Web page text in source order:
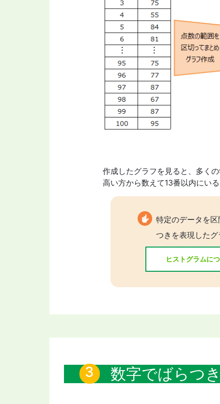
作成したグラフを見ると、多く
高い方から数えて13番以内にい
特定のデータを
つきを表現したグ
ヒストグラムに
数字でばらつ